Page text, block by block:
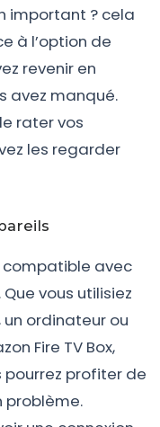
important ? cela
à l’option de
revenir en
avez manqué.
rater vos
les regarder
compatible avec
vous utilisiez
un ordinateur ou
Fire TV Box,
pourrez profiter de
problème.